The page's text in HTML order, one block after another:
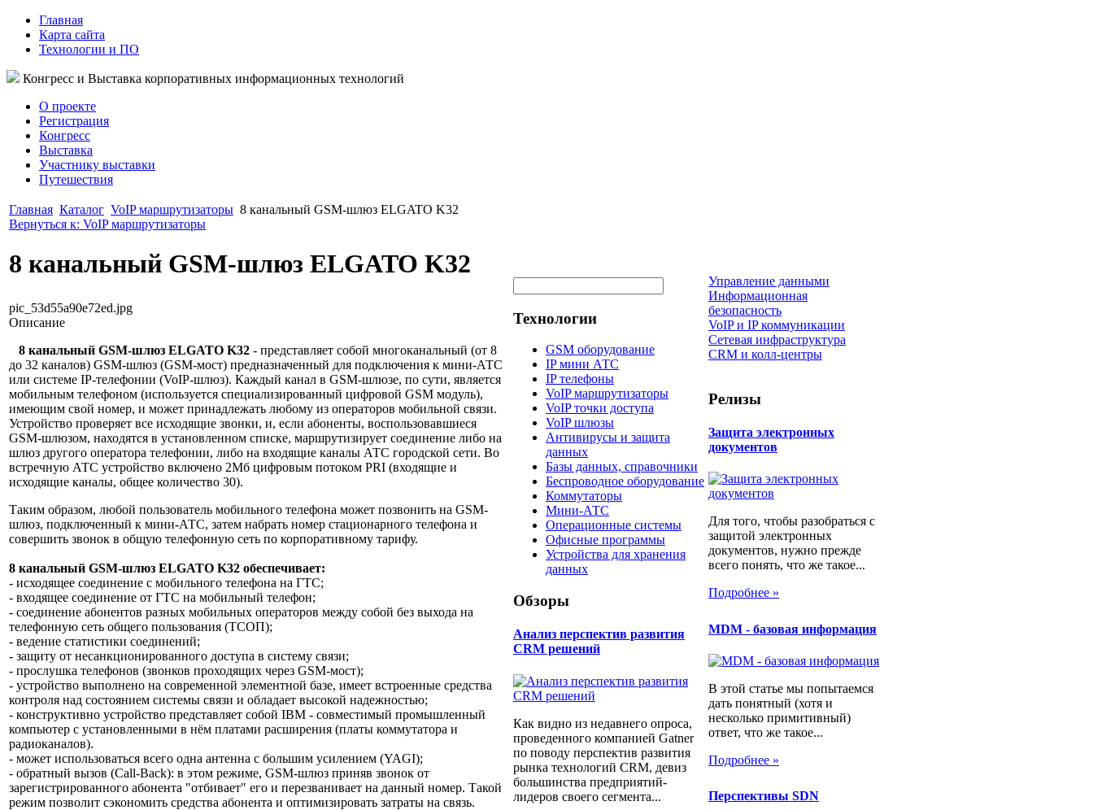
Главная
Карта сайта
Технологии и ПО
Конгресс и Выставка корпоративных информационных технологий
О проекте
Регистрация
Конгресс
Выставка
Участнику выставки
Путешествия
Главная Каталог VoIP маршрутизаторы 8 канальный GSM-шлюз ELGATO K32
Вернуться к: VoIP маршрутизаторы
8 канальный GSM-шлюз ELGATO K32
pic_53d55a90e72ed.jpg
Описание
8 канальный GSM-шлюз ELGATO K32 - представляет собой многоканальный (от 8
до 32 каналов) GSM-шлюз (GSM-мост) предназначенный для подключения к мини-АТС
или системе IP-телефонии (VoIP-шлюз). Каждый канал в GSM-шлюзе, по сути, является
мобильным телефоном (используется специализированный цифровой GSM модуль),
имеющим свой номер, и может принадлежать любому из операторов мобильной связи.
Устройство проверяет все исходящие звонки, и, если абоненты, воспользовавшиеся
GSM-шлюзом, находятся в установленном списке, маршрутизирует соединение либо на
шлюз другого оператора телефонии, либо на входящие каналы АТС городской сети. Во
встречную АТС устройство включено 2Мб цифровым потоком PRI (входящие и
исходящие каналы, общее количество 30).
Таким образом, любой пользователь мобильного телефона может позвонить на GSM-
шлюз, подключенный к мини-АТС, затем набрать номер стационарного телефона и
совершить звонок в общую телефонную сеть по корпоративному тарифу.
8 канальный GSM-шлюз ELGATO K32 обеспечивает:
- исходящее соединение с мобильного телефона на ГТС;
- входящее соединение от ГТС на мобильный телефон;
- соединение абонентов разных мобильных операторов между собой без выхода на
телефонную сеть общего пользования (ТСОП);
- ведение статистики соединений;
- защиту от несанкционированного доступа в систему связи;
- прослушка телефонов (звонков проходящих через GSM-мост);
- устройство выполнено на современной элементной базе, имеет встроенные средства
контроля над состоянием системы связи и обладает высокой надежностью;
- конструктивно устройство представляет собой IBM - совместимый промышленный
компьютер с установленными в нём платами расширения (платы коммутатора и
радиоканалов).
- может использоваться всего одна антенна с большим усилением (YAGI);
- обратный вызов (Call-Back): в этом режиме, GSM-шлюз приняв звонок от
зарегистрированного абонента "отбивает" его и перезванивает на данный номер. Такой
режим позволит сэкономить средства абонента и оптимизировать затраты на связь.
Технологии
GSM оборудование
IP мини АТС
IP телефоны
VoIP маршрутизаторы
VoIP точки доступа
VoIP шлюзы
Антивирусы и защита
данных
Базы данных, справочники
Беспроводное оборудование
Коммутаторы
Мини-АТС
Операционные системы
Офисные программы
Устройства для хранения
данных
Обзоры
Анализ перспектив развития
CRM решений
Как видно из недавнего опроса,
проведенного компанией Gatner
по поводу перспектив развития
рынка технологий CRM, девиз
большинства предприятий-
лидеров своего сегмента...
Управление данными
Информационная
безопасность
VoIP и IP коммуникации
Сетевая инфраструктура
CRM и колл-центры
Релизы
Защита электронных
документов
Для того, чтобы разобраться с
защитой электронных
документов, нужно прежде
всего понять, что же такое...
Подробнее »
MDM - базовая информация
В этой статье мы попытаемся
дать понятный (хотя и
несколько примитивный)
ответ, что же такое...
Подробнее »
Перспективы SDN